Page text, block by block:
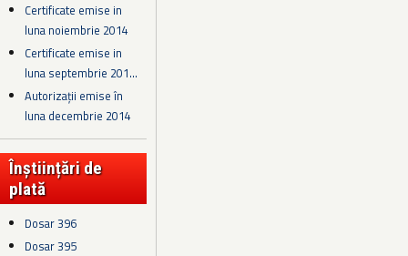
Certificate emise in
luna noiembrie 2014
Certificate emise in
luna septembrie 201...
Autorizații emise în
luna decembrie 2014
Înștiințări de
plată
Dosar 396
Dosar 395